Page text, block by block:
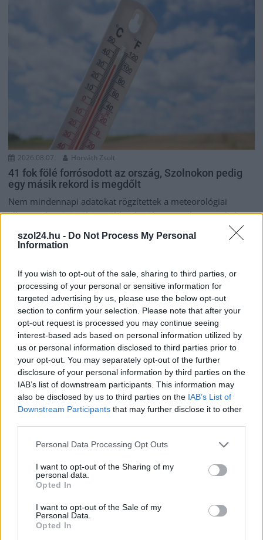
szol24.hu - Do Not Process My Personal
Information
If you wish to opt-out of the sale, sharing to third parties, or
processing of your personal or sensitive information for
targeted advertising by us, please use the below opt-out
section to confirm your selection. Please note that after your
opt-out request is processed you may continue seeing
interest-based ads based on personal information utilized by
us or personal information disclosed to third parties prior to
your opt-out. You may separately opt-out of the further
disclosure of your personal information by third parties on the
IAB’s list of downstream participants. This information may
also be disclosed by us to third parties on the IAB’s List of
Downstream Participants that may further disclose it to other
Please note that this website/app uses one or more Google
not limited to your visit or usage behaviour. You may click to
grant or deny consent to Google and its third-party tags to
use your data for below specified purposes in below Google
consent section.
Personal Data Processing Opt Outs
I want to opt-out of the Sharing of my
personal data.
Opted In
I want to opt-out of the Sale of my
Personal Data.
Opted In
2026.08.07. Horváth Zsolt
41 fok fölé forrósodott az ország, Szolnokon pedig
egy másik rekord is megdőlt
Nem mindennapi adatokat rögzítettek a meteorológiai
állomások csütörtökön: több településen is olyan értékek
születtek, amelyek átírták...
Szolnok
2026.08.06. szol24.hu
Harmadfokú hőségriasztás az országban:
bevetettek a tüzeknél
Tovább tombol az extrém kánikula az országban, a jelenlegi